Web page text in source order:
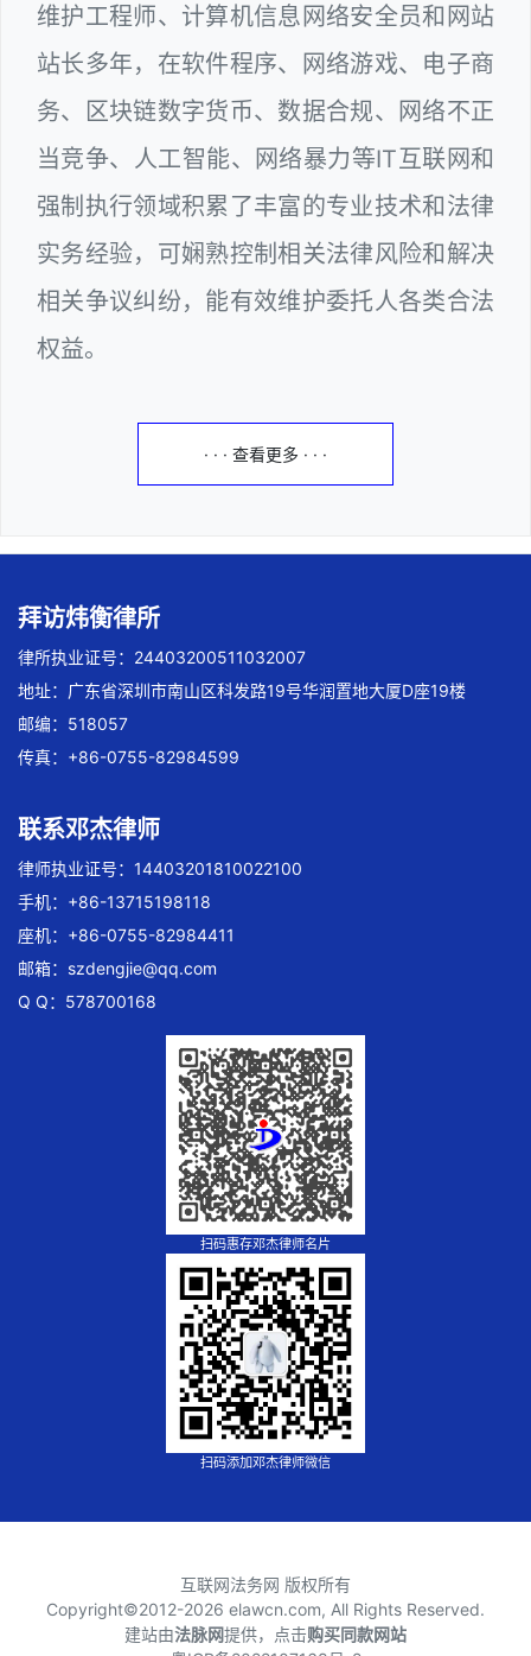
维护工程师、计算机信息网络安全员和网站
站长多年，在软件程序、网络游戏、电子商
务、区块链数字货币、数据合规、网络不正
当竞争、人工智能、网络暴力等IT互联网和
强制执行领域积累了丰富的专业技术和法律
实务经验，可娴熟控制相关法律风险和解决
相关争议纠纷，能有效维护委托人各类合法
权益。
· · · 查看更多 · · ·
拜访炜衡律所
律所执业证号：24403200511032007
地址：广东省深圳市南山区科发路19号华润置地大厦D座19楼
邮编：518057
传真：+86-0755-82984599
联系邓杰律师
律师执业证号：14403201810022100
手机：+86-13715198118
座机：+86-0755-82984411
邮箱： szdengjie@qq.com
Q Q：578700168
扫码惠存邓杰律师名片
扫码添加邓杰律师微信
互联网法务网 版权所有
Copyright©2012-2026 elawcn.com, All Rights Reserved.
建站由法脉网提供，点击购买同款网站